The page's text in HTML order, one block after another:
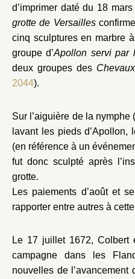
d’imprimer daté du 18
grotte de Versailles
cinq sculptures en marbre
groupe d’Apollon servi par
deux groupes des
2044).
Sur l’aiguière de la
lavant les pieds
(en référence à un
fut donc sculpté après
grotte.
Les paiements d’août et
rapporter entre autres à
Le 17 juillet 1672, Colbert
campagne dans les
nouvelles de l’avancement